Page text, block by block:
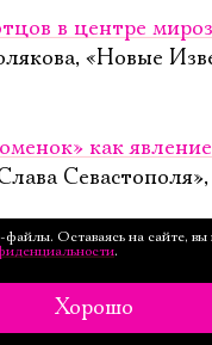
в центре
«Новые
как явление
кому поверить?
«Москвичка»,
на deja vu
Оставаясь на сайте, вы
.
Хорошо